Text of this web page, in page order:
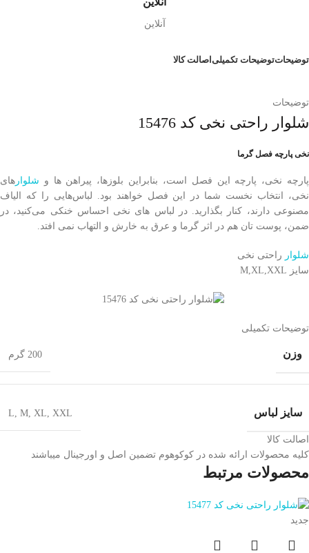
آنلاین
توضیحاتتوضیحات تکمیلی اصالت کالا
توضیحات
شلوار راحتی نخی کد 15476
نخی پارچه فصل گرما
پارچه نخی، پارچه این فصل است، بنابراین بلوزها، پیراهن ها و شلوار های
نخی، انتخاب نخست شما در این فصل خواهند بود. لباس‌هایی را که الیاف
مصنوعی دارند، کنار بگذارید. در لباس های نخی احساس خنکی می‌کنید، در
ضمن، پوست تان هم در اثر گرما و عرق به خارش و التهاب نمی افتد.
شلوار راحتی نخی
سایز M,XL,XXL
توضیحات تکمیلی
وزن 200 گرم
سایز لباس L M XL XXL
اصالت کالا
کلیه محصولات ارائه شده در کوکوهوم تضمین اصل و اورجینال میباشند
محصولات مرتبط
جدید